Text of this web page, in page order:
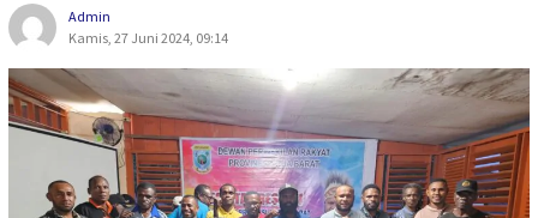
Admin
Kamis, 27 Juni 2024, 09:14